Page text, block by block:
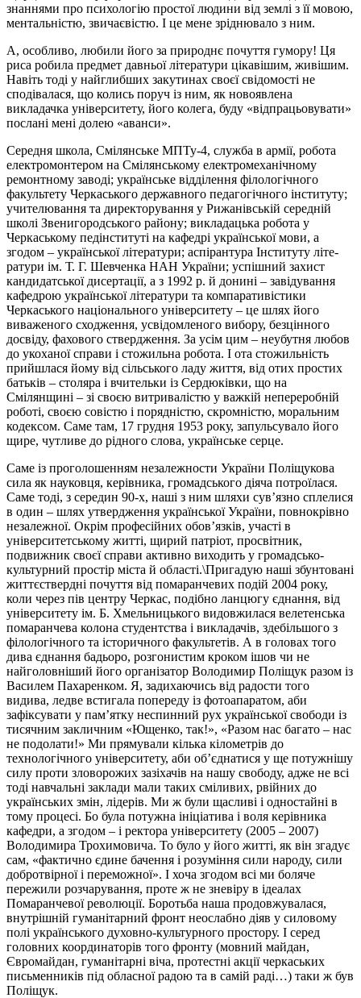
знаннями про психологію простої людини від землі з її мовою,
ментальністю, звичаєвістю. І це мене зріднювало з ним.
А, особливо, любили його за природнє почуття гумору! Ця
риса робила предмет давньої літератури цікавішим, живішим.
Навіть тоді у найглибших закутинах своєї свідомості не
сподівалася, що колись поруч із ним, як новоявлена
викладачка університету, його колега, буду «відпрацьовувати»
послані мені долею «аванси».
Середня школа, Смілянське МПТу-4, служба в армії, робота
електромонтером на Смілянському електромеханічному
ремонтному заводі; українське відділення філологічного
факультету Черкаського державного педагогічного інституту;
учителювання та директорування у Рижанівській середній
школі Звенигородського району; викладацька робота у
Черкаському педінституті на кафедрі української мови, а
згодом – української літератури; аспірантура Інституту літе­
ратури ім. Т. Г. Шевченка НАН України; успішний захист
кандидатської дисертації, а з 1992 р. й донині – завідування
кафедрою української літератури та компаративістики
Черкаського національного університету – це шлях його
виваженого сходження, усвідомленого вибору, безцінного
досвіду, фахового ствердження. За усім цим – неубутня любов
до укоханої справи і стожильна робота. І ота стожильність
прийшлася йому від сільського ладу життя, від отих простих
батьків – столяра і вчительки із Сердюківки, що на
Смілянщині – зі своєю витривалістю у важкій непереробній
роботі, своєю совістю і порядністю, скромністю, моральним
кодексом. Саме там, 17 грудня 1953 року, запульсувало його
щире, чутливе до рідного слова, українське серце.
Саме із проголошенням незалежности України Поліщукова
сила як науковця, керівника, громадського діяча потроїлася.
Саме тоді, з середин 90-х, наші з ним шляхи сув’язно сплелися
в один – шлях утвердження української України, повнокрівно
незалежної. Окрім професійних обов’язків, участі в
університетському житті, щирий патріот, просвітник,
подвижник своєї справи активно виходить у громадсько-
культурний простір міста й області.\Пригадую наші збунтовані
життєствердні почуття від помаранчевих подій 2004 року,
коли через пів центру Черкас, подібно ланцюгу єднання, від
університету ім. Б. Хмельницького видовжилася велетенська
помаранчева колона студентства і викладачів, здебільшого з
філологічного та історичного факультетів. А в головах того
дива єднання бадьоро, розгонистим кроком ішов чи не
найголовніший його організатор Володимир Поліщук разом із
Василем Пахаренком. Я, задихаючись від радости того
видива, ледве встигала попереду із фотоапаратом, аби
зафіксувати у пам’ятку неспинний рух української свободи із
тисячним закличним «Ющенко, так!», «Разом нас багато – нас
не подолати!» Ми прямували кілька кілометрів до
технологічного університету, аби об’єднатися у ще потужнішу
силу проти зловорожих зазіхачів на нашу свободу, адже не всі
тоді навчальні заклади мали таких сміливих, рвійних до
українських змін, лідерів. Ми ж були щасливі і одностайні в
тому процесі. Бо була потужна ініціатива і воля керівника
кафедри, а згодом – і ректора університету (2005 – 2007)
Володимира Трохимовича. То було у його житті, як він згадує
сам, «фактично єдине бачення і розуміння сили народу, сили
добротвірної і переможної». І хоча згодом всі ми боляче
пережили розчарування, проте ж не зневіру в ідеалах
Помаранчевої революції. Боротьба наша продовжувалася,
внутрішній гуманітарний фронт неослабно діяв у силовому
полі українського духовно-культурного простору. І серед
головних координаторів того фронту (мовний майдан,
Євромайдан, гуманітарні віча, протестні акції черкаських
письменників під обласної радою та в самій раді…) таки ж був
Поліщук.